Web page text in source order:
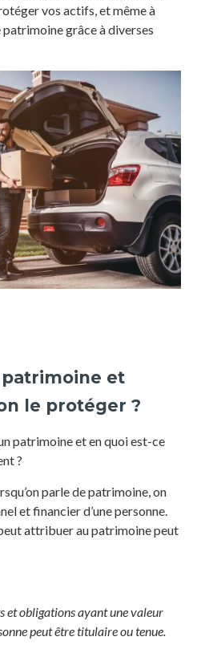
vos actifs, et même à
grâce à diverses
patrimoine et
le protéger ?
patrimoine et en quoi est-ce
?
parle de patrimoine, on
et financier d’une personne.
attribuer au patrimoine peut
et obligations ayant une valeur
peut être titulaire ou tenue.